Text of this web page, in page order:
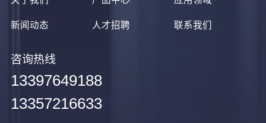
新闻动态 人才招聘 联系我们
咨询热线
13397649188
13357216633